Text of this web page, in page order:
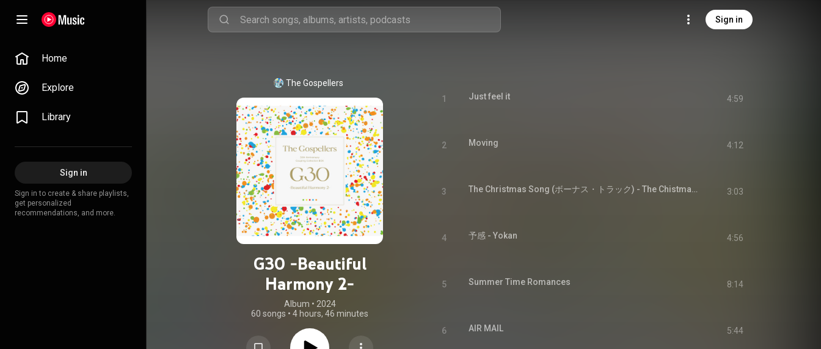
Sign in
Home
Explore
Library
Sign in
Sign in to create & share playlists,
get personalized
recommendations, and more.
The Gospellers
G30 -Beautiful
Harmony 2-
Album • 2024
60 songs • 4 hours, 46 minutes
1 Just feel it 4:59
2 Moving 4:12
3 The Christmas Song (ボーナス・トラック) - The Chistmas Song 3:03
4 予感 - Yokan 4:56
5 Summer Time Romances 8:14
6 AIR MAIL 5:44